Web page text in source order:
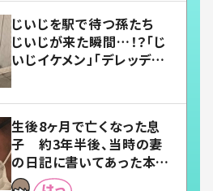
じいじを駅で待つ孫たち
じいじが来た瞬間…！？「じ
いじイケメン」「デレッデレ」
生後8ヶ月で亡くなった息
子 約3年半後、当時の妻
の日記に書いてあった本音
とは